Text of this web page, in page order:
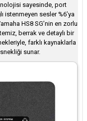
sayesinde, port
istenmeyen sesler %6’ya
HS8 SG’nin en zorlu
berrak ve detaylı bir
farklı kaynaklarla
sunar.